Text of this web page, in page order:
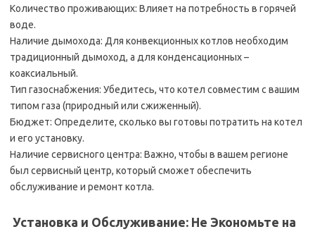
Количество проживающих: Влияет на потребность в горячей
воде.
Наличие дымохода: Для конвекционных котлов необходим
традиционный дымоход, а для конденсационных –
коаксиальный.
Тип газоснабжения: Убедитесь, что котел совместим с вашим
типом газа (природный или сжиженный).
Бюджет: Определите, сколько вы готовы потратить на котел
и его установку.
Наличие сервисного центра: Важно, чтобы в вашем регионе
был сервисный центр, который сможет обеспечить
обслуживание и ремонт котла.
️ Установка и Обслуживание: Не Экономьте на